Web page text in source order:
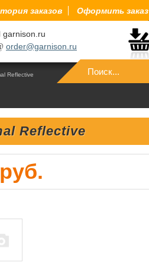
заказов Оформить заказ
garnison.ru
order@garnison.ru
Reflective
Reflective